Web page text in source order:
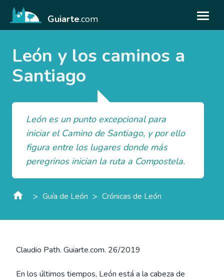
Guiarte.com
León y los caminos a
Santiago
León es un punto excepcional para
iniciar el Camino de Santiago, y por ello
figura entre los lugares donde más
peregrinos inician la ruta a Compostela.
> Guía de León > Crónicas de León
Claudio Path. Guiarte.com. 26/2019
En los últimos tiempos, León está a la cabeza de